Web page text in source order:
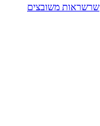
שרשראות משובצים